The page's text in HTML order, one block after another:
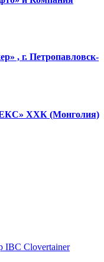
, г. Петропавловск-
ХХК (Монголия)
IBC Clovertainer